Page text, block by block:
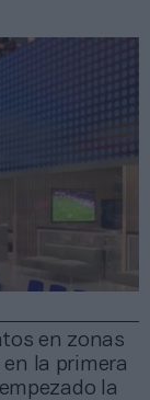
en zonas
la primera
la